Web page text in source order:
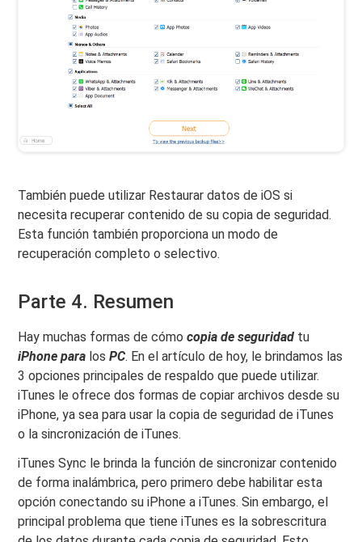
También puede utilizar Restaurar datos de iOS si
necesita recuperar contenido de su copia de seguridad.
Esta función también proporciona un modo de
recuperación completo o selectivo.
Parte 4. Resumen
Hay muchas formas de cómocopia de seguridad tu
iPhone para losPC. En el artículo de hoy, le brindamos las
3 opciones principales de respaldo que puede utilizar.
iTunes le ofrece dos formas de copiar archivos desde su
iPhone, ya sea para usar la copia de seguridad de iTunes
o la sincronización de iTunes.
iTunes Sync le brinda la función de sincronizar contenido
de forma inalámbrica, pero primero debe habilitar esta
opción conectando su iPhone a iTunes. Sin embargo, el
principal problema que tiene iTunes es la sobrescritura